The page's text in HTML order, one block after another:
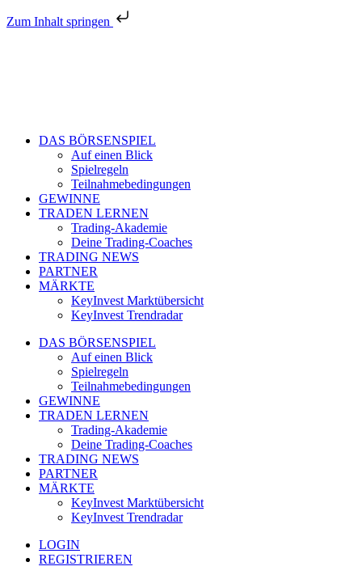
Zum Inhalt springen
DAS BÖRSENSPIEL
Auf einen Blick
Spielregeln
Teilnahmebedingungen
GEWINNE
TRADEN LERNEN
Trading-Akademie
Deine Trading-Coaches
TRADING NEWS
PARTNER
MÄRKTE
KeyInvest Marktübersicht
KeyInvest Trendradar
DAS BÖRSENSPIEL
Auf einen Blick
Spielregeln
Teilnahmebedingungen
GEWINNE
TRADEN LERNEN
Trading-Akademie
Deine Trading-Coaches
TRADING NEWS
PARTNER
MÄRKTE
KeyInvest Marktübersicht
KeyInvest Trendradar
LOGIN
REGISTRIEREN